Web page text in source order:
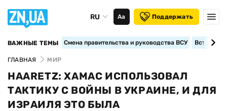
RU Аа Поддержать
ВАЖНЫЕ ТЕМЫ Смена правительства и руководства ВСУ
ГЛАВНАЯ МИР
HAARETZ: ХАМАС ИСПОЛЬЗОВАЛ
ТАКТИКУ С ВОЙНЫ В УКРАИНЕ, И ДЛЯ
ИЗРАИЛЯ ЭТО БЫЛА